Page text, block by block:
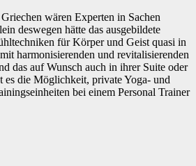
wären Experten in Sachen
deswegen hätte das ausgebildete
für Körper und Geist quasi in
harmonisierenden und revitalisierenden
das auf Wunsch auch in ihrer Suite oder
die Möglichkeit, private Yoga- und
bei einem Personal Trainer